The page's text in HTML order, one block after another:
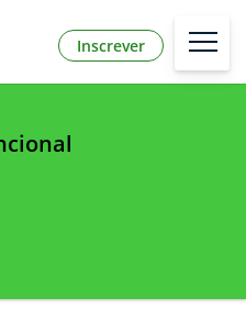
Inscrever